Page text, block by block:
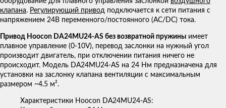
клапана. Регулирующий привод подключается к сети питания с
напряжением 24В переменного/постоянного (AC/DC) тока.
Привод Hoocon DA24MU24-AS без возвратной пружины имеет
плавное управление (0-10V), перевод заслонки на нужный угол
производит двигатель, при отключении питания ничего не
происходит. Модель DA24MU24-AS на 24 Нм предназначена для
установки на заслонку клапана вентиляции с максимальным
размером ~4.5 м².
Характеристики Hoocon DA24MU24-AS: